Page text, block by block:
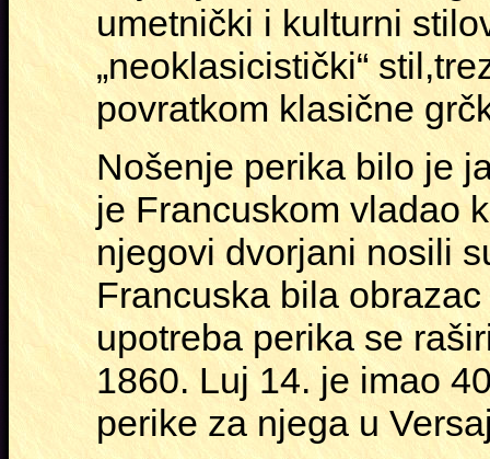
umetnički i kulturni
„neoklasicistički“
povratkom klasične
Nošenje perika bilo je
je Francuskom vladao
njegovi dvorjani nosili
Francuska bila
upotreba perika se
1860. Luj 14. je imao
perike za njega u